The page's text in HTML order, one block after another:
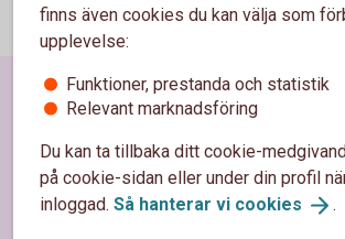
finns även cookies du kan välja som
upplevelse:
Funktioner, prestanda och statistik
Relevant marknadsföring
Du kan ta tillbaka ditt cookie-
på cookie-sidan eller under din profil
inloggad. Så hanterar vi cookies .
Sidfot
Hitta snabbt
Kundservice
Spärrhjälp